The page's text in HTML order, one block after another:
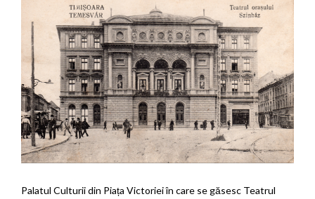
Palatul Culturii din Piața Victoriei în care se găsesc Teatrul